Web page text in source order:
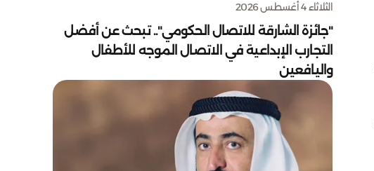
الثلاثاء 4 أغسطس 2026
"جائزة الشارقة للاتصال الحكومي".. تبحث عن أفضل
التجارب الإبداعية في الاتصال الموجه للأطفال
واليافعين